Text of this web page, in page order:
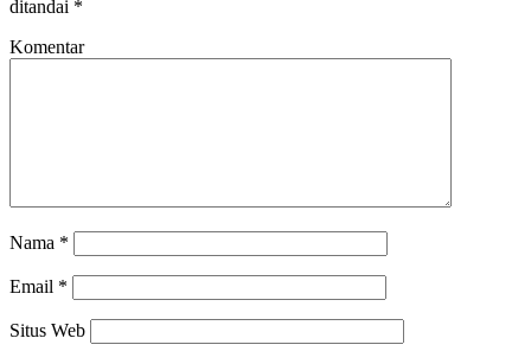
ditandai *
Komentar
Nama *
Email *
Situs Web